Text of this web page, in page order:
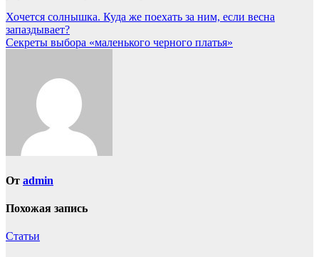
Навигация
по
Хочется солнышка. Куда же поехать за ним, если весна
запаздывает?
Секреты выбора «маленького черного платья»
От admin
Похожая запись
Статьи